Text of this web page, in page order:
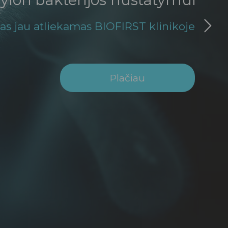
Plačiau
jau atliekamas BIOFIRST klinikoje